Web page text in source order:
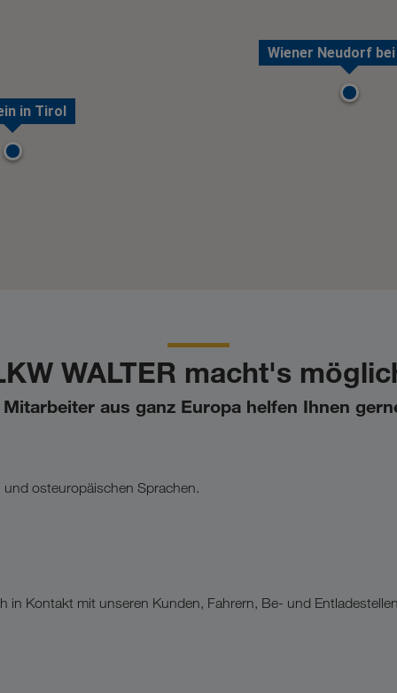
Wiener Neudorf bei
in Tirol
WALTER macht's
aus ganz Europa helfen Ihnen
osteuropäischen Sprachen.
in Kontakt mit unseren Kunden, Fahrern, Be- und